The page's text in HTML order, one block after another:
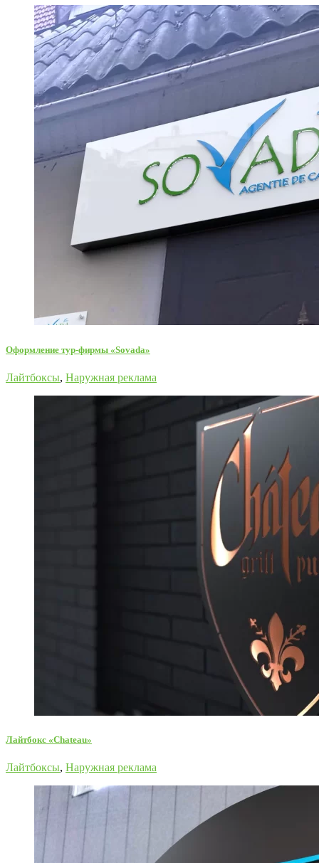
Оформление тур-фирмы «Sovada»
Лайтбоксы, Наружная реклама
Лайтбокс «Chateau»
Лайтбоксы, Наружная реклама